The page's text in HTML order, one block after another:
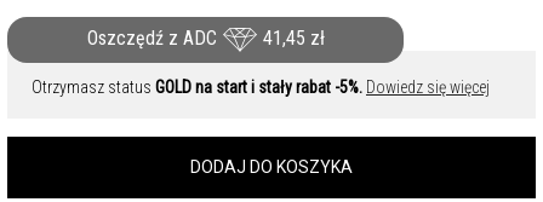
Oszczędź z ADC 41,45 zł
Otrzymasz status GOLD na start i stały rabat -5%. Dowiedz się więcej
DODAJ DO KOSZYKA